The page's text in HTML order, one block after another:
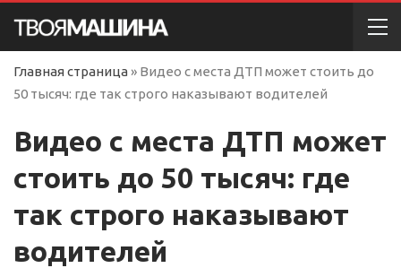
Главная страница » Видео с места ДТП может стоить до
50 тысяч: где так строго наказывают водителей
Видео с места ДТП может
стоить до 50 тысяч: где
так строго наказывают
водителей